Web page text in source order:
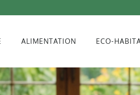
ALIMENTATION ECO-